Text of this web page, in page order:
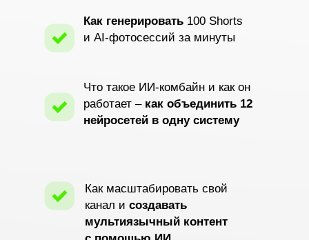
Как генерировать 100 Shorts
и AI-фотосессий за минуты
Что такое ИИ-комбайн и как он
работает –как объединить 12
нейросетей в одну систему
Как масштабировать свой
канал и создавать
мультиязычный контент